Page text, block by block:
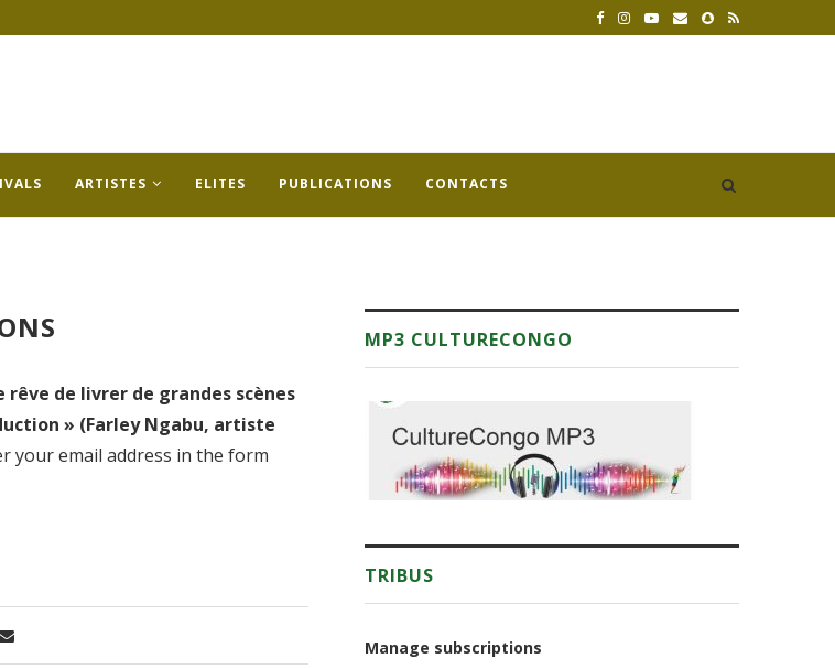
ARTISTES ELITES PUBLICATIONS CONTACTS
rêve de livrer de grandes scènes
» (Farley Ngabu, artiste
your email address in the form
MP3 CULTURECONGO
TRIBUS
Manage subscriptions